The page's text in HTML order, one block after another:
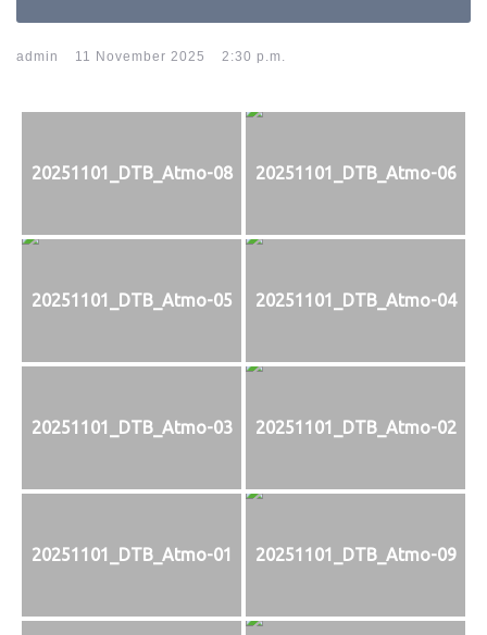
admin 11 November 2025 2:30 p.m.
20251101_DTB_Atmo-08 20251101_DTB_Atmo-06
20251101_DTB_Atmo-05 20251101_DTB_Atmo-04
20251101_DTB_Atmo-03 20251101_DTB_Atmo-02
20251101_DTB_Atmo-01 20251101_DTB_Atmo-09